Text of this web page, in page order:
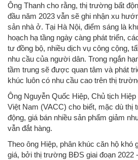
Ông Thanh cho rằng, thị trường bất
đầu năm 2023 vẫn sẽ ghi nhận xu
sản nhà ở. Tại Hà Nội, điểm sáng là
hoạch hạ tầng ngày càng phát triển,
tư đồng bộ, nhiều dịch vụ công cộng,
nhu cầu của người dân. Trong ngắn
tầm trung sẽ được quan tâm và phát
khúc luôn có nhu cầu cao trên thị
Ông Nguyễn Quốc Hiệp, Chủ tịch
Việt Nam (VACC) cho biết, mặc dù thị
động, giá bán nhiều sản phẩm giảm
vẫn đắt hàng.
Theo ông Hiệp, phân khúc căn hộ khó
giá, bởi thị trường BĐS giai đoạn 2022